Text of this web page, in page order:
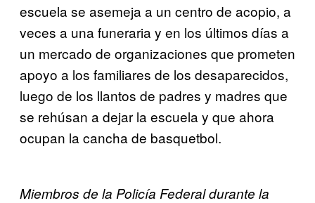
escuela se asemeja a un centro de acopio, a
veces a una funeraria y en los últimos días a
un mercado de organizaciones que prometen
apoyo a los familiares de los desaparecidos,
luego de los llantos de padres y madres que
se rehúsan a dejar la escuela y que ahora
ocupan la cancha de basquetbol.
Miembros de la Policía Federal durante la